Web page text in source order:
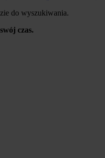
do wyszukiwania.
czas.